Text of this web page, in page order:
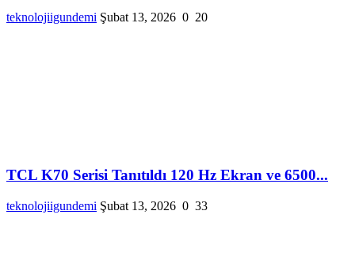
teknolojiigundemi Şubat 13, 2026 0 20
TCL K70 Serisi Tanıtıldı 120 Hz Ekran ve 6500...
teknolojiigundemi Şubat 13, 2026 0 33